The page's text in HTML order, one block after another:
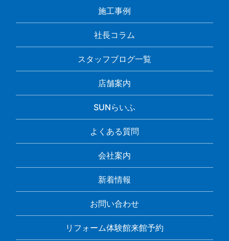
施工事例
社長コラム
スタッフブログ一覧
店舗案内
SUNらいふ
よくある質問
会社案内
新着情報
お問い合わせ
リフォーム体験館来館予約